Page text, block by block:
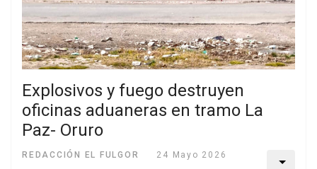
Explosivos y fuego destruyen
oficinas aduaneras en tramo La
Paz- Oruro
REDACCIÓN EL FULGOR 24 Mayo 2026